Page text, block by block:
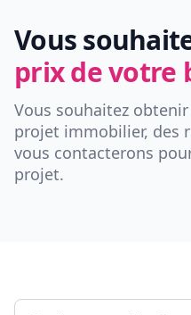
Vous
prix de votre
Vous souhaitez
projet immobilier, des
vous contacterons
projet.